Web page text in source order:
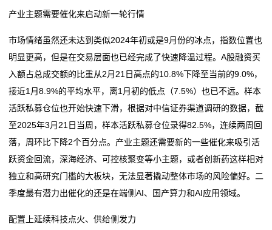
产业主题需要催化来启动新一轮行情
市场情绪虽然还未达到类似2024年初或是9月份的冰点，指数位置也
明显更高，但是在交易层面也已经完成了快速降温过程。A股融资买
入额占总成交额的比重从2月21日高点的10.8%下降至当前的9.0%，
接近1月8.9%的平均水平，离1月初的低点（7.5%）也已不远。样本
活跃私募仓位也开始快速下滑，根据对中信证券渠道调研的数据，截
至2025年3月21日当周，样本活跃私募仓位录得82.5%，连续两周回
落，周环比下降2个百分点。产业主题还需要新的一些催化来吸引活
跃资金回流，深海经济、可控核聚变等小主题，或者创新药这样相对
独立和高研究门槛的大板块，无法显著撬动整体市场的风险偏好。二
季度最有潜力出催化的还是在端侧AI、国产算力和AI应用领域。
配置上延续科技点火、供给侧发力